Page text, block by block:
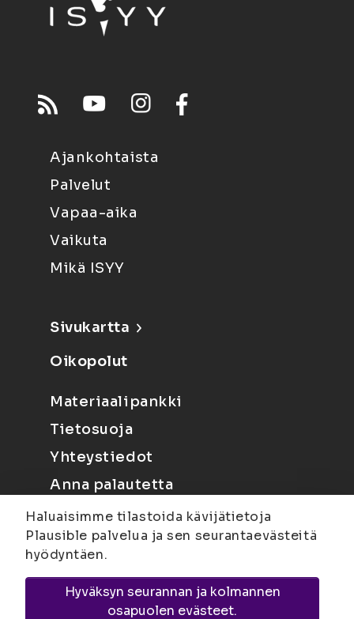
Ajankohtaista
Palvelut
Vapaa-aika
Vaikuta
Mikä ISYY
Sivukartta
Oikopolut
Materiaalipankki
Tietosuoja
Yhteystiedot
Anna palautetta
Joensuu
Suvantokatu 6, 80100 Joensuu |
Haluaisimme tilastoida kävijätietoja
Plausible palvelua ja sen seurantaevästeitä
hyödyntäen.
Hyväksyn seurannan ja kolmannen
osapuolen evästeet.